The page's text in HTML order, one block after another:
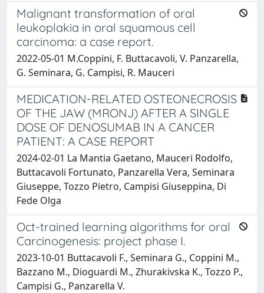
Malignant transformation of oral
leukoplakia in oral squamous cell
carcinoma: a case report.
2022-05-01 M.Coppini, F. Buttacavoli, V. Panzarella,
G. Seminara, G. Campisi, R. Mauceri
MEDICATION-RELATED OSTEONECROSIS
OF THE JAW (MRONJ) AFTER A SINGLE
DOSE OF DENOSUMAB IN A CANCER
PATIENT: A CASE REPORT
2024-02-01 La Mantia Gaetano, Mauceri Rodolfo,
Buttacavoli Fortunato, Panzarella Vera, Seminara
Giuseppe, Tozzo Pietro, Campisi Giuseppina, Di
Fede Olga
Oct-trained learning algorithms for oral
Carcinogenesis: project phase I.
2023-10-01 Buttacavoli F., Seminara G., Coppini M.,
Bazzano M., Dioguardi M., Zhurakivska K., Tozzo P.,
Campisi G., Panzarella V.